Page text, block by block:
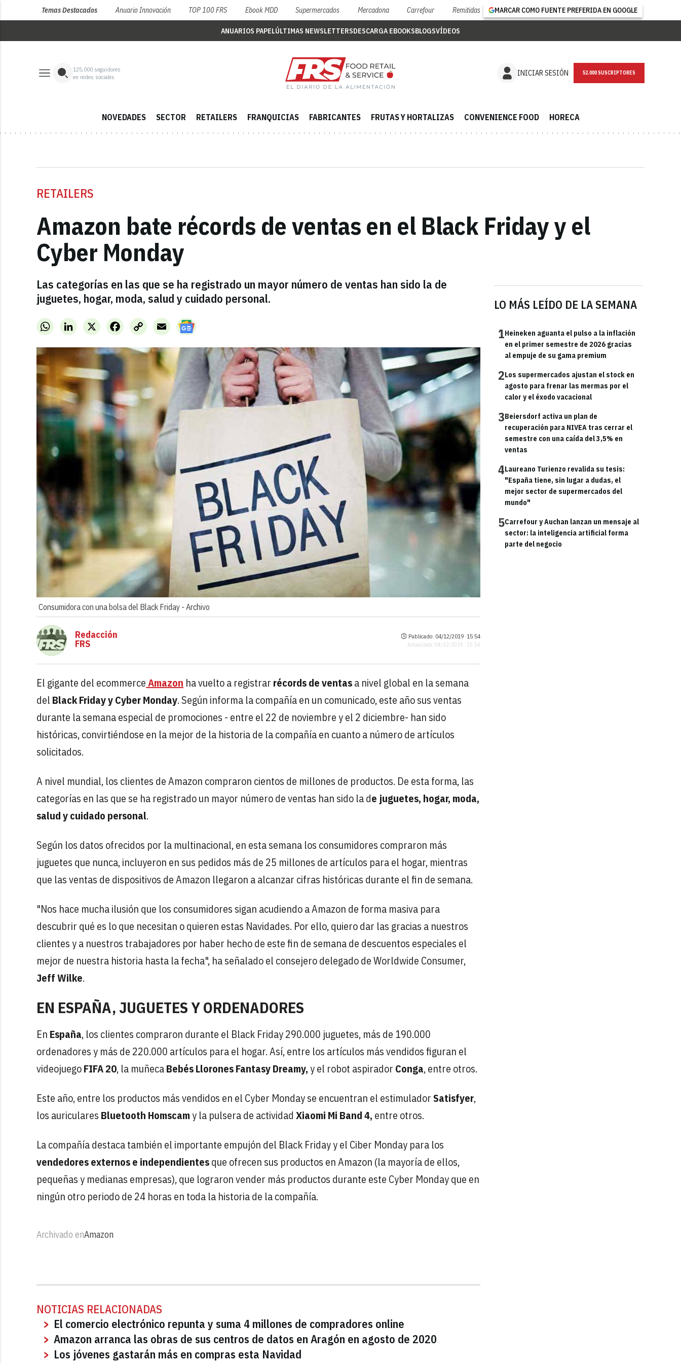
Temas Destacados Anuario Innovación TOP 100 FRS Ebook MDD Supermercados Mercadona Carrefour Remitidas MARCAR COMO FUENTE PREFERIDA EN GOOGLE
ANUARIOS PAPELÚLTIMAS NEWSLETTERSDESCARGA EBOOKSBLOGSVÍDEOS
125,000 seguidores
en redes sociales
INICIAR SESIÓN NEWSLETTER
NOVEDADES SECTOR RETAILERS FRANQUICIAS FABRICANTES FRUTAS Y HORTALIZAS CONVENIENCE FOOD HORECA
RETAILERS
Amazon bate récords de ventas en el Black Friday y el
Cyber Monday
Las categorías en las que se ha registrado un mayor número de ventas han sido la de
juguetes, hogar, moda, salud y cuidado personal.
WhatsAppLinkedInX FacebookCopy
Link
Email
Consumidora con una bolsa del Black Friday - Archivo
LO MÁS LEÍDO DE LA SEMANA
1Heineken aguanta el pulso a la inflación
en el primer semestre de 2026 gracias
al empuje de su gama premium
2Los supermercados ajustan el stock en
agosto para frenar las mermas por el
calor y el éxodo vacacional
3Beiersdorf activa un plan de
recuperación para NIVEA tras cerrar el
semestre con una caída del 3,5% en
ventas
4Laureano Turienzo revalida su tesis:
"España tiene, sin lugar a dudas, el
mejor sector de supermercados del
mundo"
5Carrefour y Auchan lanzan un mensaje al
sector: la inteligencia artificial forma
parte del negocio
Redacción
FRS
Publicado: 04/12/2019 ·15:54
Actualizado: 04/12/2019 · 15:54
El gigante del ecommerceAmazon ha vuelto a registrar récords de ventasa nivel global en la semana
del Black Friday y Cyber Monday. Según informa la compañía en un comunicado, este año sus ventas
durante la semana especial de promociones - entre el 22 de noviembre y el 2 diciembre- han sido
históricas, convirtiéndose en la mejor de la historia de la compañía en cuanto a número de artículos
solicitados.
A nivel mundial, los clientes de Amazon compraron cientos de millones de productos. De esta forma, las
categorías en las que se ha registrado un mayor número de ventas han sido la de juguetes, hogar, moda,
salud y cuidado personal.
Según los datos ofrecidos por la multinacional, en esta semana los consumidores compraron más
juguetes que nunca, incluyeron en sus pedidos más de 25 millones de artículos para el hogar, mientras
que las ventas de dispositivos de Amazon llegaron a alcanzar cifras históricas durante el fin de semana.
"Nos hace mucha ilusión que los consumidores sigan acudiendo a Amazon de forma masiva para
descubrir qué es lo que necesitan o quieren estas Navidades. Por ello, quiero dar las gracias a nuestros
clientes y a nuestros trabajadores por haber hecho de este fin de semana de descuentos especiales el
mejor de nuestra historia hasta la fecha", ha señalado el consejero delegado de Worldwide Consumer,
Jeff Wilke.
EN ESPAÑA, JUGUETES Y ORDENADORES
En España, los clientes compraron durante el Black Friday 290.000 juguetes, más de 190.000
ordenadores y más de 220.000 artículos para el hogar. Así, entre los artículos más vendidos figuran el
videojuegoFIFA 20, la muñecaBebés Llorones Fantasy Dreamy,y el robot aspirador Conga, entre otros.
Este año, entre los productos más vendidos en el Cyber Monday se encuentran el estimuladorSatisfyer,
los auriculares Bluetooth Homscamy la pulsera de actividad Xiaomi Mi Band 4, entre otros.
La compañía destaca también el importante empujón del Black Friday y el Ciber Monday para los
vendedores externos e independientesque ofrecen sus productos en Amazon (la mayoría de ellos,
pequeñas y medianas empresas), que lograron vender más productos durante este Cyber Monday que en
ningún otro periodo de 24 horas en toda la historia de la compañía.
Archivado enAmazon
NOTICIAS RELACIONADAS
El comercio electrónico repunta y suma 4 millones de compradores online
Amazon arranca las obras de sus centros de datos en Aragón en agosto de 2020
Los jóvenes gastarán más en compras esta Navidad